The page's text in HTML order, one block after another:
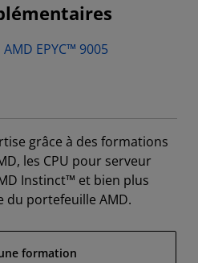
EPYC™ 9005
grâce à des formations
les CPU pour serveur
Instinct™ et bien plus
du portefeuille AMD.
formation